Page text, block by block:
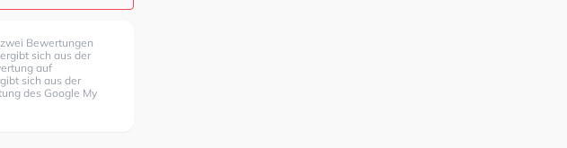
Bewertungen
sich aus der
auf
sich aus der
des Google My